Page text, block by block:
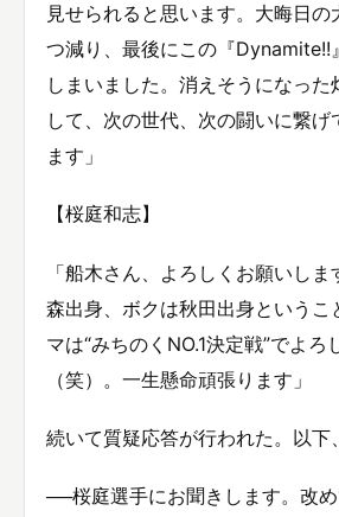
見せられると思います。大晦日
つ減り、最後にこの『Dynamite!!
しまいました。消えそうになっ
して、次の世代、次の闘いに繋げ
ます」
【桜庭和志】
「船木さん、よろしくお願いし
森出身、ボクは秋田出身というこ
マは“みちのくNO.1決定戦”でよろ
（笑）。一生懸命頑張ります」
続いて質疑応答が行われた。以下
──桜庭選手にお聞きします。改